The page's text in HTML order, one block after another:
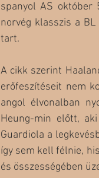
spanyol AS október
norvég klasszis a
tart.
A cikk szerint
erőfeszítéseit nem
angol élvonalban
Heung-min előtt,
Guardiola a
így sem kell félnie,
és összességében